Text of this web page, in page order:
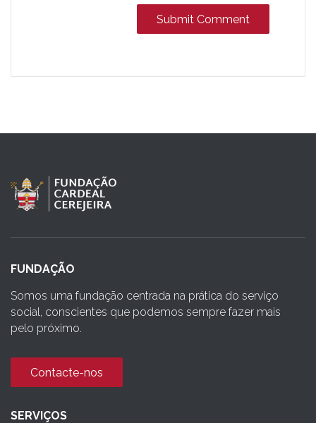
FUNDAÇÃO
Somos uma fundação centrada na prática do serviço
social, conscientes que podemos sempre fazer mais
pelo próximo.
Contacte-nos
SERVIÇOS